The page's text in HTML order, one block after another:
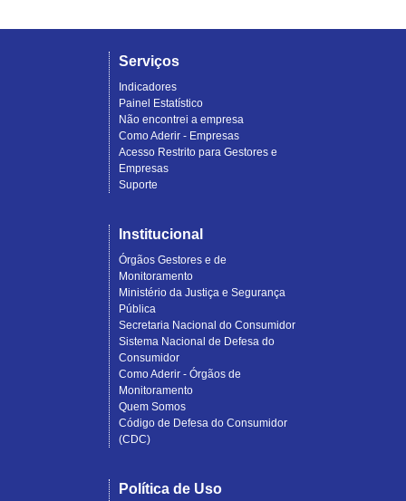
Serviços
Indicadores
Painel Estatístico
Não encontrei a empresa
Como Aderir - Empresas
Acesso Restrito para Gestores e
Empresas
Suporte
Institucional
Órgãos Gestores e de
Monitoramento
Ministério da Justiça e Segurança
Pública
Secretaria Nacional do Consumidor
Sistema Nacional de Defesa do
Consumidor
Como Aderir - Órgãos de
Monitoramento
Quem Somos
Código de Defesa do Consumidor
(CDC)
Política de Uso